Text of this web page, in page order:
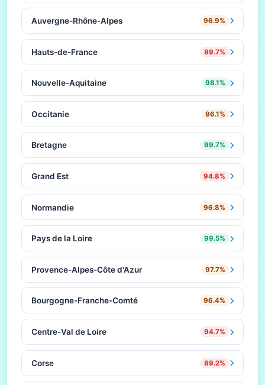
Auvergne-Rhône-Alpes 96.9%
Hauts-de-France 89.7%
Nouvelle-Aquitaine 98.1%
Occitanie 96.1%
Bretagne 99.7%
Grand Est 94.8%
Normandie 96.8%
Pays de la Loire 99.5%
Provence-Alpes-Côte d'Azur 97.7%
Bourgogne-Franche-Comté 96.4%
Centre-Val de Loire 94.7%
Corse 89.2%